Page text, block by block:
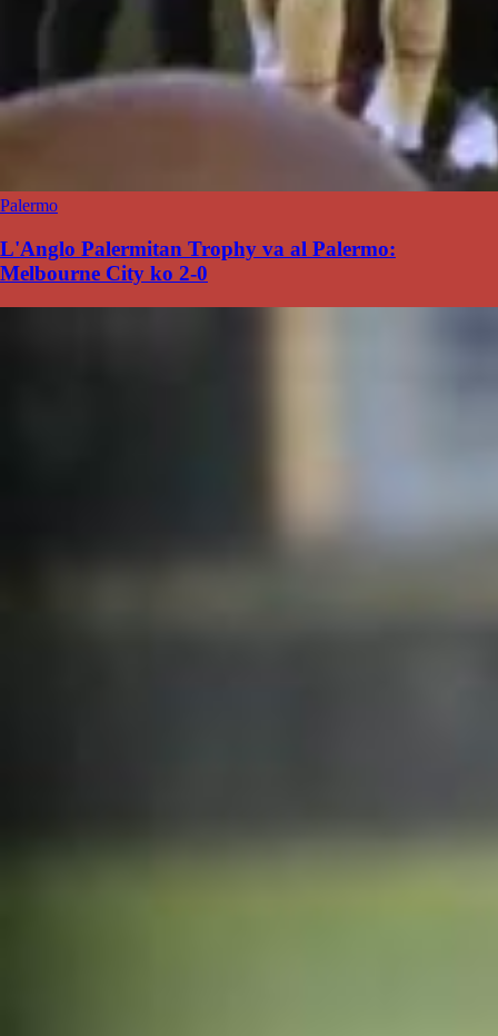
Palermo
L'Anglo Palermitan Trophy va al Palermo:
Melbourne City ko 2-0